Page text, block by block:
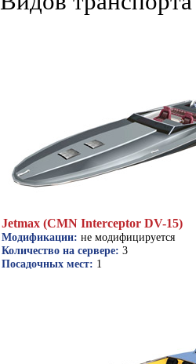
Jetmax (CMN Interceptor DV-15)
Модификации: не модифицируется
Количество на сервере: 3
Посадочных мест: 1